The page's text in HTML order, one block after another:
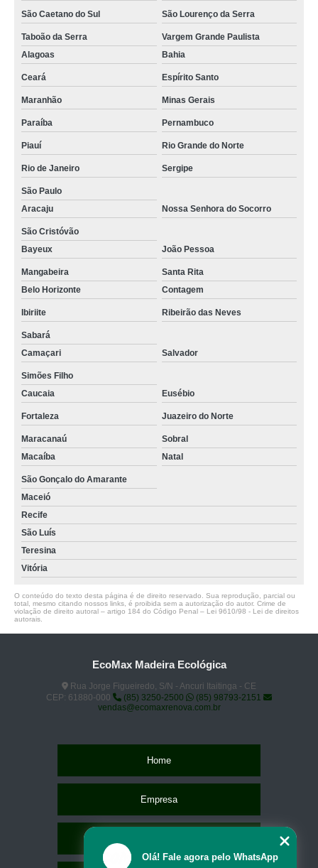
São Caetano do Sul São Lourenço da Serra
Taboão da Serra
Vargem Grande Paulista
Alagoas
Bahia
Ceará Espírito Santo
Maranhão Minas Gerais
Paraíba Pernambuco
Piauí Rio Grande do Norte
Rio de Janeiro Sergipe
São Paulo
Aracaju
Nossa Senhora do Socorro
São Cristóvão
Bayeux
João Pessoa
Mangabeira
Santa Rita
Belo Horizonte
Contagem
Ibiriite Ribeirão das Neves
Sabará
Camaçari
Salvador
Simões Filho
Caucaia
Eusébio
Fortaleza Juazeiro do Norte
Maracanaú
Sobral
Macaíba
Natal
São Gonçalo do Amarante
Maceió
Recife
São Luís
Teresina
Vitória
O conteúdo do texto desta página é de direito reservado. Sua reprodução, parcial ou
total, mesmo citando nossos links, é proibida sem a autorização do autor. Crime de
violação de direito autoral – artigo 184 do Código Penal – Lei 9610/98 - Lei de direitos
autorais
EcoMax Madeira Ecológica
Rua Jorge Figueiredo, S/N - Ancuri Itaitinga - CE
CEP: 61880-000
(85) 3250-2500
(85) 98793-2151
vendas@ecomaxrenova.com.br
Home
Empresa
Olá! Fale agora pelo WhatsApp